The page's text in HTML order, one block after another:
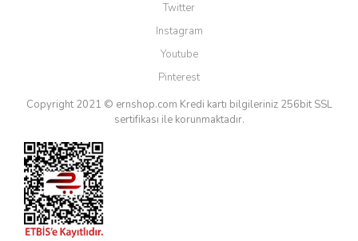
Twitter
Instagram
Youtube
Pinterest
Copyright 2021 © ernshop.com Kredi kartı bilgileriniz 256bit SSL
sertifikası ile korunmaktadır.